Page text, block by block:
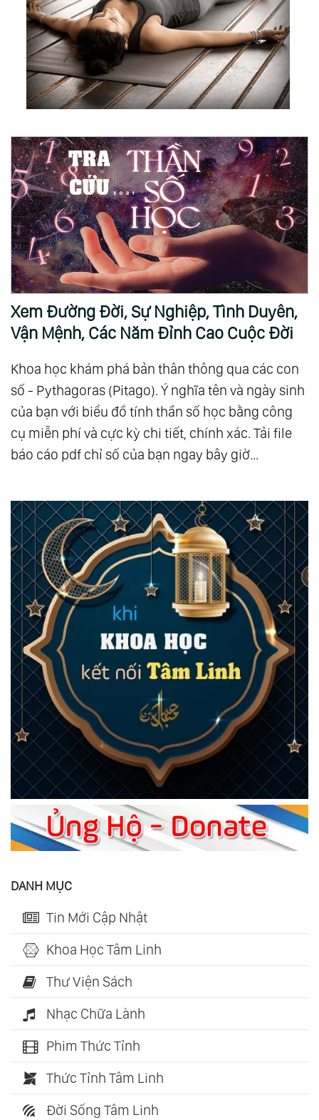
Xem Đường Đời, Sự Nghiệp, Tình Duyên,
Vận Mệnh, Các Năm Đỉnh Cao Cuộc Đời
Khoa học khám phá bản thân thông qua các con
số - Pythagoras (Pitago). Ý nghĩa tên và ngày sinh
của bạn với biểu đồ tính thần số học bằng công
cụ miễn phí và cực kỳ chi tiết, chính xác. Tải file
báo cáo pdf chỉ số của bạn ngay bây giờ...
DANH MỤC
Tin Mới Cập Nhật
Khoa Học Tâm Linh
Thư Viện Sách
Nhạc Chữa Lành
Phim Thức Tỉnh
Thức Tỉnh Tâm Linh
Đời Sống Tâm Linh